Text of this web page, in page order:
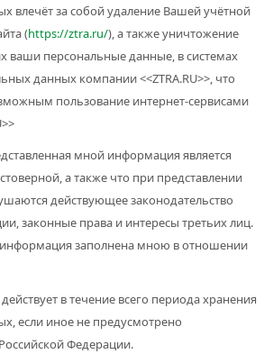
влечёт за собой удаление Вашей учётной
(https://ztra.ru/), а также уничтожение
ваши персональные данные, в системах
данных компании <<ZTRA.RU>>, что
пользование интернет-сервисами
>>
мной информация является
а также что при представлении
действующее законодательство
законные права и интересы третьих лиц.
информация заполнена мною в отношении
в течение всего периода хранения
если иное не предусмотрено
Федерации.